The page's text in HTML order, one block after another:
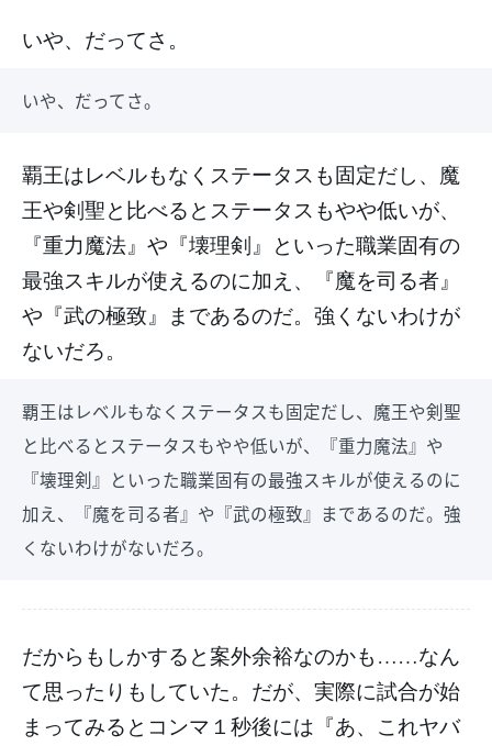
いや、だってさ。
いや、だってさ。
覇王はレベルもなくステータスも固定だし、魔
王や剣聖と比べるとステータスもやや低いが、
『重力魔法』や『壊理剣』といった職業固有の
最強スキルが使えるのに加え、『魔を司る者』
や『武の極致』まであるのだ。強くないわけが
ないだろ。
覇王はレベルもなくステータスも固定だし、魔王や剣聖
と比べるとステータスもやや低いが、『重力魔法』や
『壊理剣』といった職業固有の最強スキルが使えるのに
加え、『魔を司る者』や『武の極致』まであるのだ。強
くないわけがないだろ。
だからもしかすると案外余裕なのかも……なん
て思ったりもしていた。だが、実際に試合が始
まってみるとコンマ１秒後には『あ、これヤバ